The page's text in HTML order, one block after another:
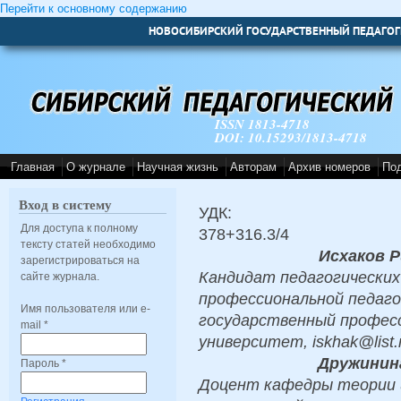
Перейти к основному содержанию
НОВОСИБИРСКИЙ ГОСУДАРСТВЕННЫЙ
ISSN 1813-4718
DOI: 10.15293/1813-4718
Главная О журнале Научная жизнь Авторам Архив номеров
Вход в систему
Для доступа к полному
тексту статей необходимо
зарегистрироваться на
сайте журнала.
Имя пользователя или e-
mail *
Пароль *
УДК:
378+316.3/4
Исхаков
Кандидат
профессиональной
государственный
университет,
Доцент кафедры теории